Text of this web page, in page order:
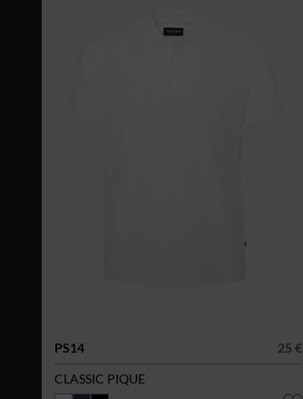
PS14
25 €
CLASSIC PIQUE